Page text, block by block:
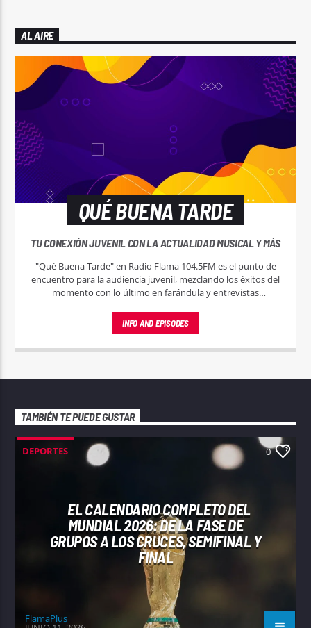
AL AIRE
QUÉ BUENA TARDE
TU CONEXIÓN JUVENIL CON LA ACTUALIDAD MUSICAL Y MÁS
"Qué Buena Tarde" en Radio Flama 104.5FM es el punto de
encuentro para la audiencia juvenil, mezclando los éxitos del
momento con lo último en farándula y entrevistas
INFO AND EPISODES
TAMBIÉN TE PUEDE GUSTAR
DEPORTES 0
EL CALENDARIO COMPLETO DEL
MUNDIAL 2026: DE LA FASE DE
GRUPOS A LOS CRUCES, SEMIFINAL Y
FINAL
FlamaPlus